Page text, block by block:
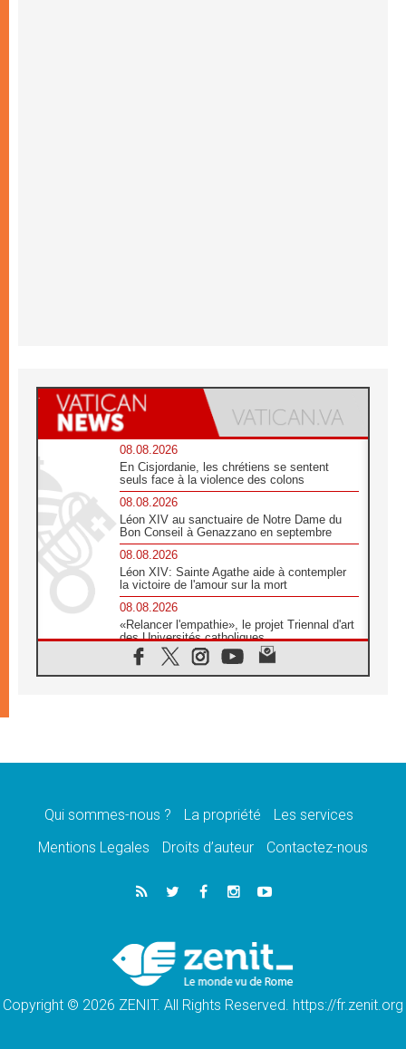
08.08.2026
En Cisjordanie, les chrétiens se sentent
seuls face à la violence des colons
08.08.2026
Léon XIV au sanctuaire de Notre Dame du
Bon Conseil à Genazzano en septembre
08.08.2026
Léon XIV: Sainte Agathe aide à contempler
la victoire de l'amour sur la mort
08.08.2026
«Relancer l'empathie», le projet Triennal d'art
des Universités catholiques
08.08.2026
Signis 2026, donner la parole aux religieuses
07.08.2026
07.08.2026
de l'Assomption et mémoire nationale
«La paix commence par l'empathie» estime
le cardinal Parolin
En Colombie, «la paix ne s'achète pas avec
une signature»
Qui sommes-nous ? La propriété
Les services
Mentions Legales
Droits d’auteur Contactez-nous
Copyright © 2026 ZENIT. All Rights Reserved. https://fr.zenit.org